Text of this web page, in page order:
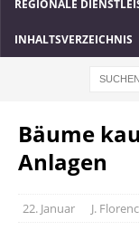
REGIONALE
INHALTSVERZEICHNIS
Bäume
Anlagen
22. Januar J.